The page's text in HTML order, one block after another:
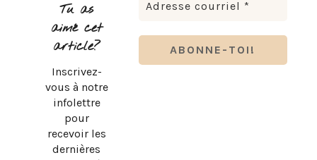
Tu as
aimé cet
article?
Inscrivez-
vous à notre
infolettre
pour
recevoir les
dernières